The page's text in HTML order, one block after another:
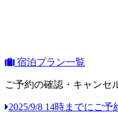
宿泊プラン一覧
ご予約の確認・キャンセ
2025/9/8 14時までにご